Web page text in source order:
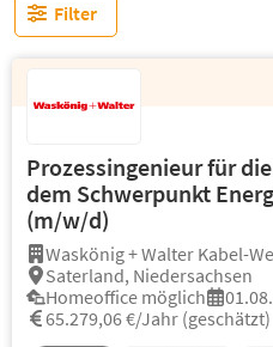
Filter
Prozessingenieur für
dem Schwerpunkt
(m/w/d)
Waskönig + Walter Kabel-
Saterland, Niedersachsen
Homeoffice möglich
65.279,06 €/Jahr (geschätzt)